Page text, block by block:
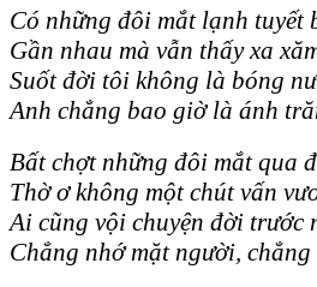
Có những đôi mắt lạnh tuyết
Gần nhau mà vẫn thấy xa
Suốt đời tôi không là bóng
Anh chẳng bao giờ là ánh
Bất chợt những đôi mắt qua
Thờ ơ không một chút vấn
Ai cũng vội chuyện đời trước
Chẳng nhớ mặt người, chẳng